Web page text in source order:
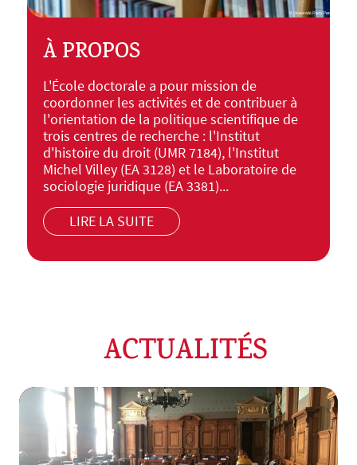
À PROPOS
L'École doctorale a pour mission de
coordonner les activités et de contribuer à
l'orientation de la politique scientifique de
trois centres de recherche : l'Institut
d'histoire du droit (UMR 7184), l'Institut
Michel Villey (EA 3128) et le Laboratoire de
sociologie juridique (EA 3381)...
LIRE LA SUITE
ACTUALITÉS